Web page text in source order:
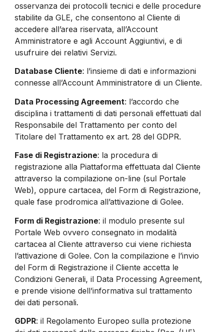
osservanza dei protocolli tecnici e delle procedure
stabilite da GLE, che consentono al Cliente di
accedere all’area riservata, all’Account
Amministratore e agli Account Aggiuntivi, e di
usufruire dei relativi Servizi.
Database Cliente: l’insieme di dati e informazioni
connesse all’Account Amministratore di un Cliente.
Data Processing Agreement: l’accordo che
disciplina i trattamenti di dati personali effettuati dal
Responsabile del Trattamento per conto del
Titolare del Trattamento ex art. 28 del GDPR.
Fase di Registrazione: la procedura di
registrazione alla Piattaforma effettuata dal Cliente
attraverso la compilazione on-line (sul Portale
Web), oppure cartacea, del Form di Registrazione,
quale fase prodromica all’attivazione di Golee.
Form di Registrazione: il modulo presente sul
Portale Web ovvero consegnato in modalità
cartacea al Cliente attraverso cui viene richiesta
l’attivazione di Golee. Con la compilazione e l’invio
del Form di Registrazione il Cliente accetta le
Condizioni Generali, il Data Processing Agreement,
e prende visione dell’informativa sul trattamento
dei dati personali.
GDPR: il Regolamento Europeo sulla protezione